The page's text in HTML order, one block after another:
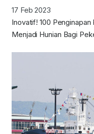
17 Feb 2023
Inovatif! 100
Menjadi Hunian Bagi